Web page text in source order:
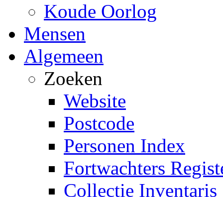
Koude Oorlog
Mensen
Algemeen
Zoeken
Website
Postcode
Personen Index
Fortwachters
Collectie Inventaris